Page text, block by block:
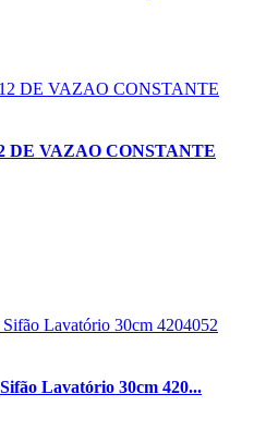
DE VAZAO CONSTANTE
Lavatório 30cm 420...